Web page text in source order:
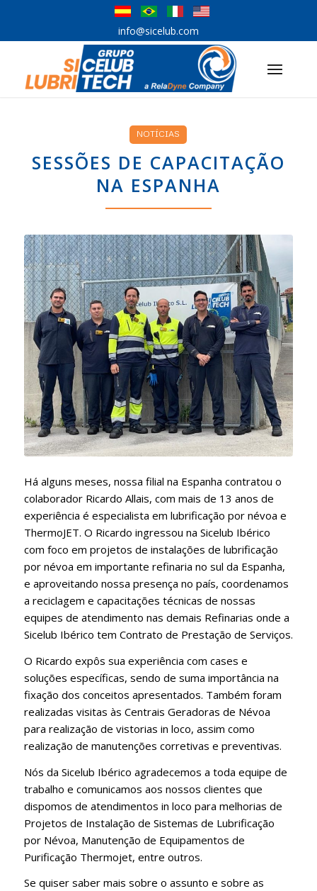
info@sicelub.com
NOTÍCIAS
SESSÕES DE CAPACITAÇÃO
NA ESPANHA
Há alguns meses, nossa filial na Espanha contratou o
colaborador Ricardo Allais, com mais de 13 anos de
experiência é especialista em lubrificação por névoa e
ThermoJET. O Ricardo ingressou na Sicelub Ibérico
com foco em projetos de instalações de lubrificação
por névoa em importante refinaria no sul da Espanha,
e aproveitando nossa presença no país, coordenamos
a reciclagem e capacitações técnicas de nossas
equipes de atendimento nas demais Refinarias onde a
Sicelub Ibérico tem Contrato de Prestação de Serviços.
O Ricardo expôs sua experiência com cases e
soluções específicas, sendo de suma importância na
fixação dos conceitos apresentados. Também foram
realizadas visitas às Centrais Geradoras de Névoa
para realização de vistorias in loco, assim como
realização de manutenções corretivas e preventivas.
Nós da Sicelub Ibérico agradecemos a toda equipe de
trabalho e comunicamos aos nossos clientes que
dispomos de atendimentos in loco para melhorias de
Projetos de Instalação de Sistemas de Lubrificação
por Névoa, Manutenção de Equipamentos de
Purificação Thermojet, entre outros.
Se quiser saber mais sobre o assunto e sobre as